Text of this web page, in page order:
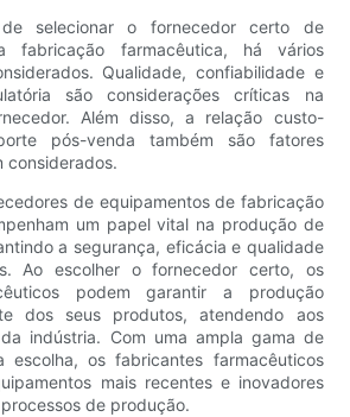
selecionar o fornecedor certo de
fabricação farmacêutica, há vários
Qualidade, confiabilidade e
são considerações críticas na
Além disso, a relação custo-
pós-venda também são fatores
considerados.
de equipamentos de fabricação
um papel vital na produção de
a segurança, eficácia e qualidade
Ao escolher o fornecedor certo, os
podem garantir a produção
dos seus produtos, atendendo aos
indústria. Com uma ampla gama de
escolha, os fabricantes farmacêuticos
mais recentes e inovadores
de produção.